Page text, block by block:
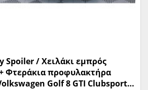
Spoiler / Χειλάκι εμπρός
Φτεράκια προφυλακτήρα
Golf 8 GTI Clubsport -